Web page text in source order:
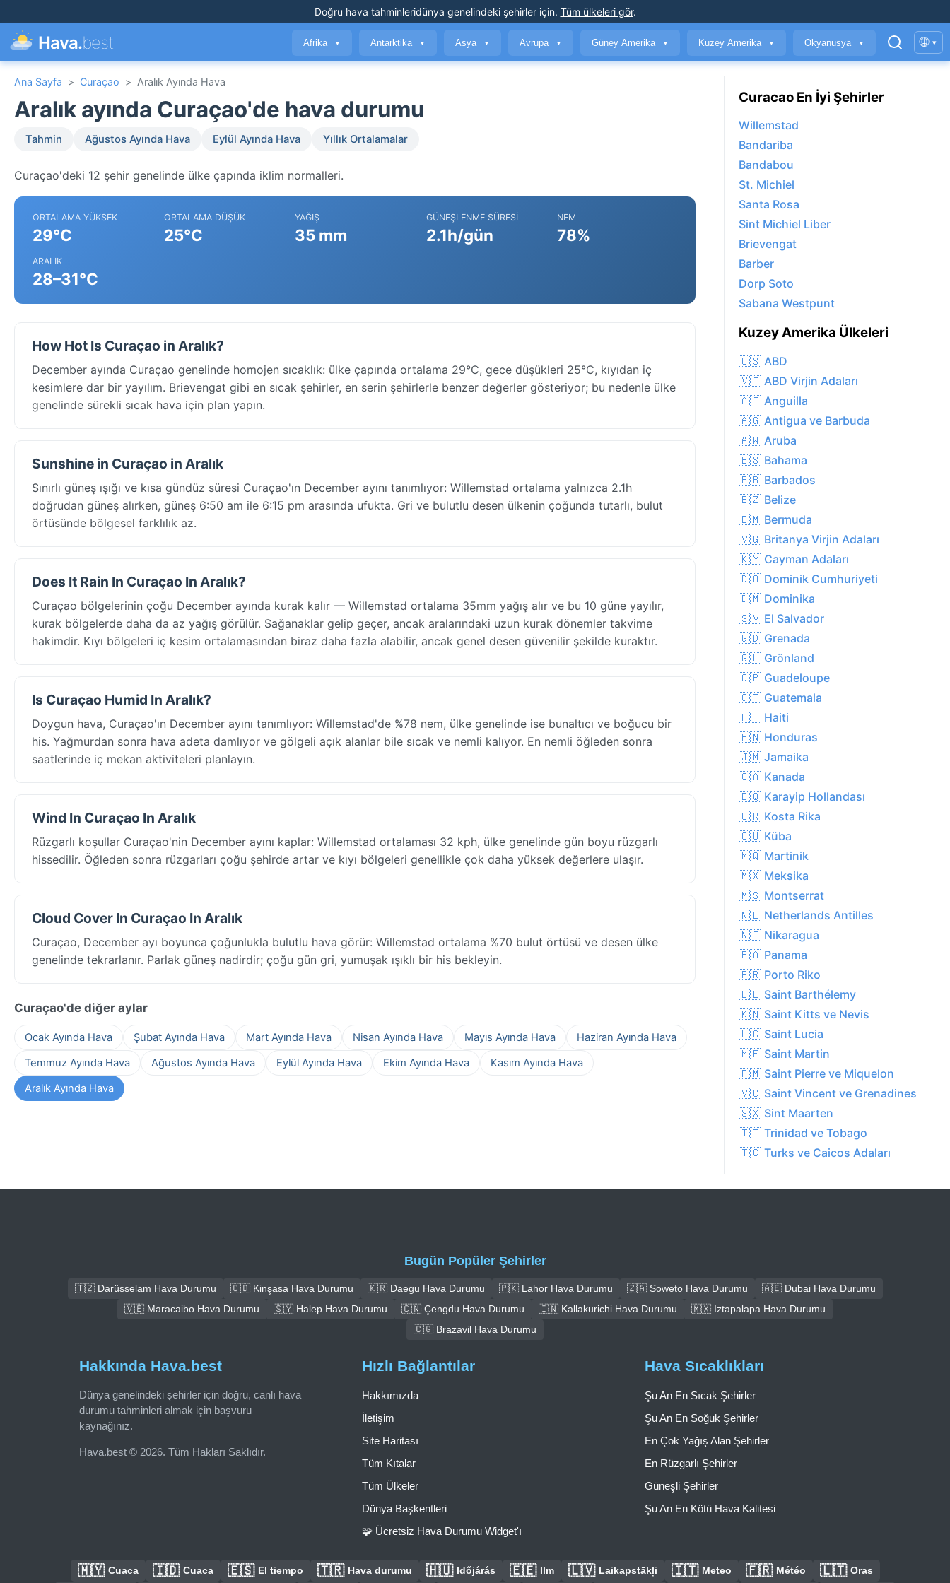
Doğru hava tahminleridünya genelindeki şehirler için. Tüm ülkeleri gör.
Hava.best Afrika ▼ Antarktika ▼ Asya ▼ Avrupa ▼ Güney Amerika ▼ Kuzey Amerika ▼ Okyanusya ▼ 🌐 ▾
Ana Sayfa > Curaçao > Aralık Ayında Hava
Aralık ayında Curaçao'de hava durumu
Tahmin Ağustos Ayında Hava Eylül Ayında Hava Yıllık Ortalamalar
Curaçao'deki 12 şehir genelinde ülke çapında iklim normalleri.
ORTALAMA YÜKSEK
29°C
ORTALAMA DÜŞÜK
25°C
YAĞIŞ
35 mm
GÜNEŞLENME SÜRESI
2.1h/gün
NEM
78%
ARALIK
28–31°C
How Hot Is Curaçao in Aralık?
December ayında Curaçao genelinde homojen sıcaklık: ülke çapında ortalama 29°C, gece düşükleri 25°C, kıyıdan iç
kesimlere dar bir yayılım. Brievengat gibi en sıcak şehirler, en serin şehirlerle benzer değerler gösteriyor; bu nedenle ülke
genelinde sürekli sıcak hava için plan yapın.
Sunshine in Curaçao in Aralık
Sınırlı güneş ışığı ve kısa gündüz süresi Curaçao'ın December ayını tanımlıyor: Willemstad ortalama yalnızca 2.1h
doğrudan güneş alırken, güneş 6:50 am ile 6:15 pm arasında ufukta. Gri ve bulutlu desen ülkenin çoğunda tutarlı, bulut
örtüsünde bölgesel farklılık az.
Does It Rain In Curaçao In Aralık?
Curaçao bölgelerinin çoğu December ayında kurak kalır — Willemstad ortalama 35mm yağış alır ve bu 10 güne yayılır,
kurak bölgelerde daha da az yağış görülür. Sağanaklar gelip geçer, ancak aralarındaki uzun kurak dönemler takvime
hakimdir. Kıyı bölgeleri iç kesim ortalamasından biraz daha fazla alabilir, ancak genel desen güvenilir şekilde kuraktır.
Is Curaçao Humid In Aralık?
Doygun hava, Curaçao'ın December ayını tanımlıyor: Willemstad'de %78 nem, ülke genelinde ise bunaltıcı ve boğucu bir
his. Yağmurdan sonra hava adeta damlıyor ve gölgeli açık alanlar bile sıcak ve nemli kalıyor. En nemli öğleden sonra
saatlerinde iç mekan aktiviteleri planlayın.
Wind In Curaçao In Aralık
Rüzgarlı koşullar Curaçao'nin December ayını kaplar: Willemstad ortalaması 32 kph, ülke genelinde gün boyu rüzgarlı
hissedilir. Öğleden sonra rüzgarları çoğu şehirde artar ve kıyı bölgeleri genellikle çok daha yüksek değerlere ulaşır.
Cloud Cover In Curaçao In Aralık
Curaçao, December ayı boyunca çoğunlukla bulutlu hava görür: Willemstad ortalama %70 bulut örtüsü ve desen ülke
genelinde tekrarlanır. Parlak güneş nadirdir; çoğu gün gri, yumuşak ışıklı bir his bekleyin.
Curaçao'de diğer aylar
Ocak Ayında Hava Şubat Ayında Hava Mart Ayında Hava Nisan Ayında Hava Mayıs Ayında Hava
Haziran Ayında Hava
Temmuz Ayında Hava
Ağustos Ayında Hava Eylül Ayında Hava Ekim Ayında Hava
Kasım Ayında Hava
Aralık Ayında Hava
Curacao En İyi Şehirler
Willemstad
Bandariba
Bandabou
St. Michiel
Santa Rosa
Sint Michiel Liber
Brievengat
Barber
Dorp Soto
Sabana Westpunt
Kuzey Amerika Ülkeleri
🇺🇸 ABD
🇻🇮 ABD Virjin Adaları
🇦🇮 Anguilla
🇦🇬 Antigua ve Barbuda
🇦🇼 Aruba
🇧🇸 Bahama
🇧🇧 Barbados
🇧🇿 Belize
🇧🇲 Bermuda
🇻🇬 Britanya Virjin Adaları
🇰🇾 Cayman Adaları
🇩🇴 Dominik Cumhuriyeti
🇩🇲 Dominika
🇸🇻 El Salvador
🇬🇩 Grenada
🇬🇱 Grönland
🇬🇵 Guadeloupe
🇬🇹 Guatemala
🇭🇹 Haiti
🇭🇳 Honduras
🇯🇲 Jamaika
🇨🇦 Kanada
🇧🇶 Karayip Hollandası
🇨🇷 Kosta Rika
🇨🇺 Küba
🇲🇶 Martinik
🇲🇽 Meksika
🇲🇸 Montserrat
🇳🇱 Netherlands Antilles
🇳🇮 Nikaragua
🇵🇦 Panama
🇵🇷 Porto Riko
🇧🇱 Saint Barthélemy
🇰🇳 Saint Kitts ve Nevis
🇱🇨 Saint Lucia
🇲🇫 Saint Martin
🇵🇲 Saint Pierre ve Miquelon
🇻🇨 Saint Vincent ve Grenadines
🇸🇽 Sint Maarten
🇹🇹 Trinidad ve Tobago
🇹🇨 Turks ve Caicos Adaları
Bugün Popüler Şehirler
🇹🇿 Darüsselam Hava Durumu 🇨🇩 Kinşasa Hava Durumu 🇰🇷 Daegu Hava Durumu 🇵🇰 Lahor Hava Durumu 🇿🇦 Soweto Hava Durumu
🇦🇪 Dubai Hava Durumu
🇻🇪 Maracaibo Hava Durumu
🇸🇾 Halep Hava Durumu 🇨🇳 Çengdu Hava Durumu 🇮🇳 Kallakurichi Hava Durumu
🇲🇽 Iztapalapa Hava Durumu
🇨🇬 Brazavil Hava Durumu
Hakkında Hava.best
Dünya genelindeki şehirler için doğru, canlı hava
durumu tahminleri almak için başvuru
kaynağınız.
Hava.best © 2026. Tüm Hakları Saklıdır.
Hızlı Bağlantılar
Hakkımızda
İletişim
Site Haritası
Tüm Kıtalar
Tüm Ülkeler
Dünya Başkentleri
🧩 Ücretsiz Hava Durumu Widget'ı
Hava Sıcaklıkları
Şu An En Sıcak Şehirler
Şu An En Soğuk Şehirler
En Çok Yağış Alan Şehirler
En Rüzgarlı Şehirler
Güneşli Şehirler
Şu An En Kötü Hava Kalitesi
🇲🇾 Cuaca 🇮🇩 Cuaca 🇪🇸 El tiempo 🇹🇷 Hava durumu 🇭🇺 Időjárás 🇪🇪 Ilm 🇱🇻 Laikapstākļi 🇮🇹 Meteo 🇫🇷 Météo 🇱🇹 Oras